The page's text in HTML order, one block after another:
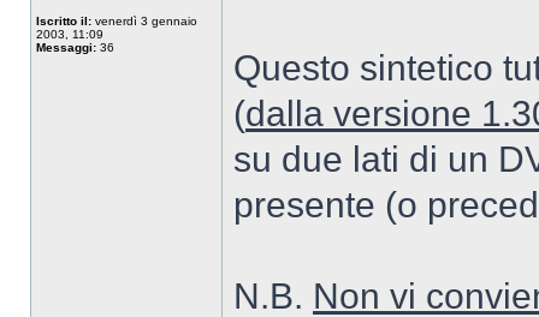
Iscritto il: venerdì 3 gennaio
2003, 11:09
Messaggi: 36
Questo sintetico
(dalla versione
su due lati di un
presente (o
N.B. Non vi